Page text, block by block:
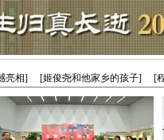
亮相] [姬俊尧和他家乡的孩子] [